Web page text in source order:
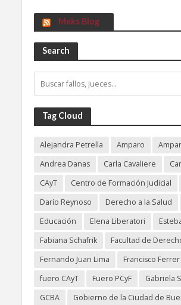
Meks Blog
Search
Tag Cloud
Alejandra Petrella Amparo
Andrea Danas
Carla Cavaliere
CAyT
Centro de Formación Judicial
Darío Reynoso
Derecho a la Salud
Educación
Elena Liberatori
Fabiana Schafrik
Facultad de
Fernando Juan Lima
Francisco Ferrer
fuero CAyT
Fuero PCyF
Gabriela
GCBA
Gobierno de la Ciudad de